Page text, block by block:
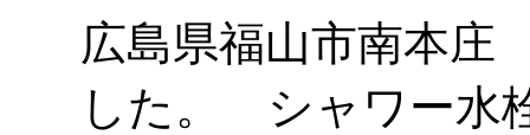
広島県福山市南本
した。 シャワー水